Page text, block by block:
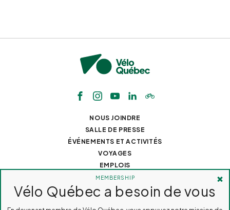
NOUS JOINDRE
SALLE DE PRESSE
ÉVÉNEMENTS ET ACTIVITÉS
VOYAGES
EMPLOIS
TOUS DROITS RÉSERVÉS 2026VÉLO QUÉBECCONCEPTION DE SITES